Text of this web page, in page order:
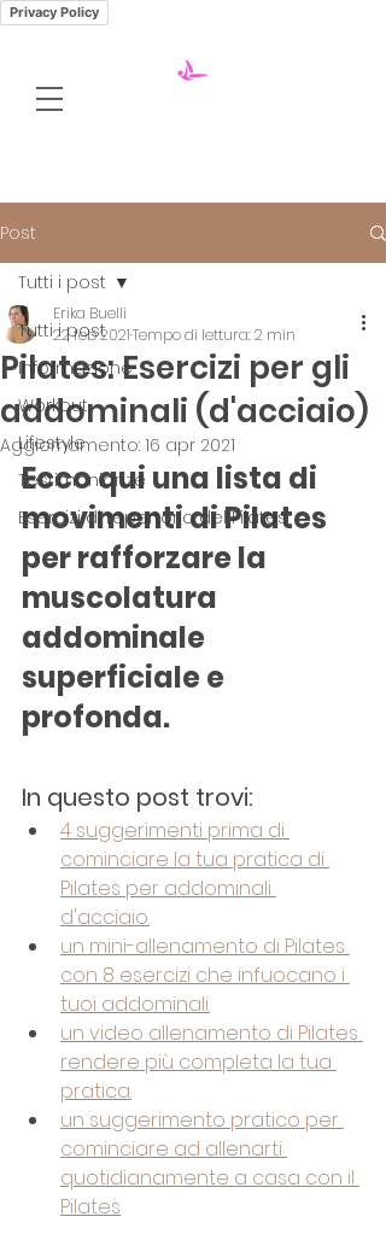
Privacy Policy
Post
Tutti i post
Informazione
Workout
Lifestyle
Testimonianze
Esercizi di repertorio del Pilates
Tutti i post
Pilates: Esercizi per gli
addominali (d'acciaio)
Erika Buelli
22 feb 2021Tempo di lettura: 2 min
Aggiornamento: 16 apr 2021
Ecco qui una lista di
movimenti di Pilates
per rafforzare la
muscolatura
addominale
superficiale e
profonda.
In questo post trovi:
4 suggerimenti prima di
cominciare la tua pratica di
Pilates per addominali
d'acciaio.
un mini-allenamento di Pilates
con 8 esercizi che infuocano i
tuoi addominali.
un video allenamento di Pilates
rendere più completa la tua
pratica.
un suggerimento pratico per
cominciare ad allenarti
quotidianamente a casa con il
Pilates